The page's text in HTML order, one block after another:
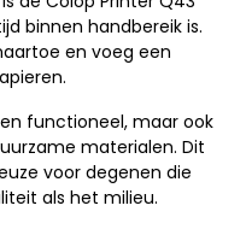
binnen handbereik is.
en voeg een
functioneel, maar ook
materialen. Dit
voor degenen die
als het milieu.